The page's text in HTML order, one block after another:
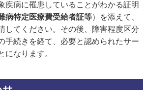
疾病に罹患していることがわかる証明
病特定医療費受給者証等）を添えて、
してください。その後、障害程度区分
手続きを経て、必要と認められたサー
になります。